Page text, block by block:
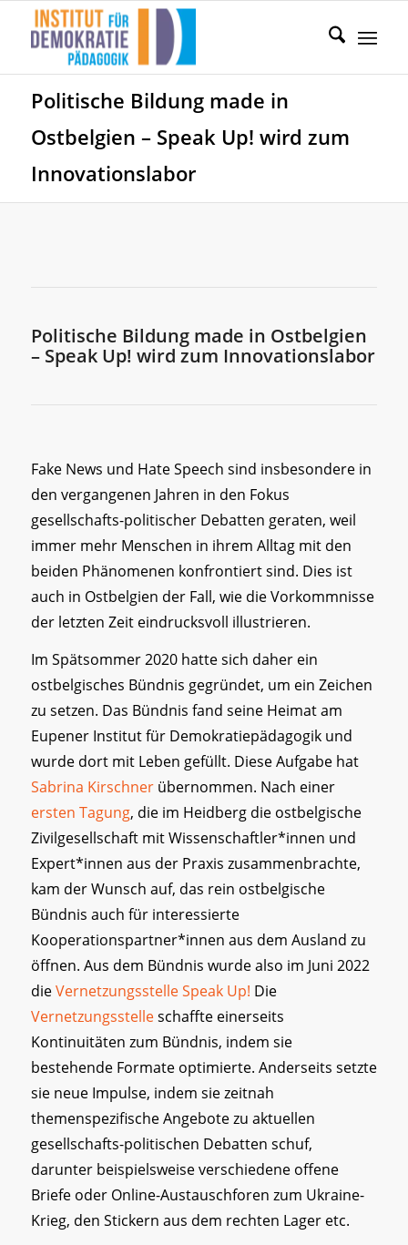
Politische Bildung made in
Ostbelgien – Speak Up! wird zum
Innovationslabor
Politische Bildung made in Ostbelgien
– Speak Up! wird zum Innovationslabor
Fake News und Hate Speech sind insbesondere in
den vergangenen Jahren in den Fokus
gesellschafts-politischer Debatten geraten, weil
immer mehr Menschen in ihrem Alltag mit den
beiden Phänomenen konfrontiert sind. Dies ist
auch in Ostbelgien der Fall, wie die Vorkommnisse
der letzten Zeit eindrucksvoll illustrieren.
Im Spätsommer 2020 hatte sich daher ein
ostbelgisches Bündnis gegründet, um ein Zeichen
zu setzen. Das Bündnis fand seine Heimat am
Eupener Institut für Demokratiepädagogik und
wurde dort mit Leben gefüllt. Diese Aufgabe hat
Sabrina Kirschnerübernommen. Nach einer
ersten Tagung, die im Heidberg die ostbelgische
Zivilgesellschaft mit Wissenschaftler*innen und
Expert*innen aus der Praxis zusammenbrachte,
kam der Wunsch auf, das rein ostbelgische
Bündnis auch für interessierte
Kooperationspartner*innen aus dem Ausland zu
öffnen. Aus dem Bündnis wurde also im Juni 2022
dieVernetzungsstelle Speak Up! Die
Vernetzungsstelleschaffte einerseits
Kontinuitäten zum Bündnis, indem sie
bestehende Formate optimierte. Anderseits setzte
sie neue Impulse, indem sie zeitnah
themenspezifische Angebote zu aktuellen
gesellschafts-politischen Debatten schuf,
darunter beispielsweise verschiedene offene
Briefe oder Online-Austauschforen zum Ukraine-
Krieg, den Stickern aus dem rechten Lager etc.